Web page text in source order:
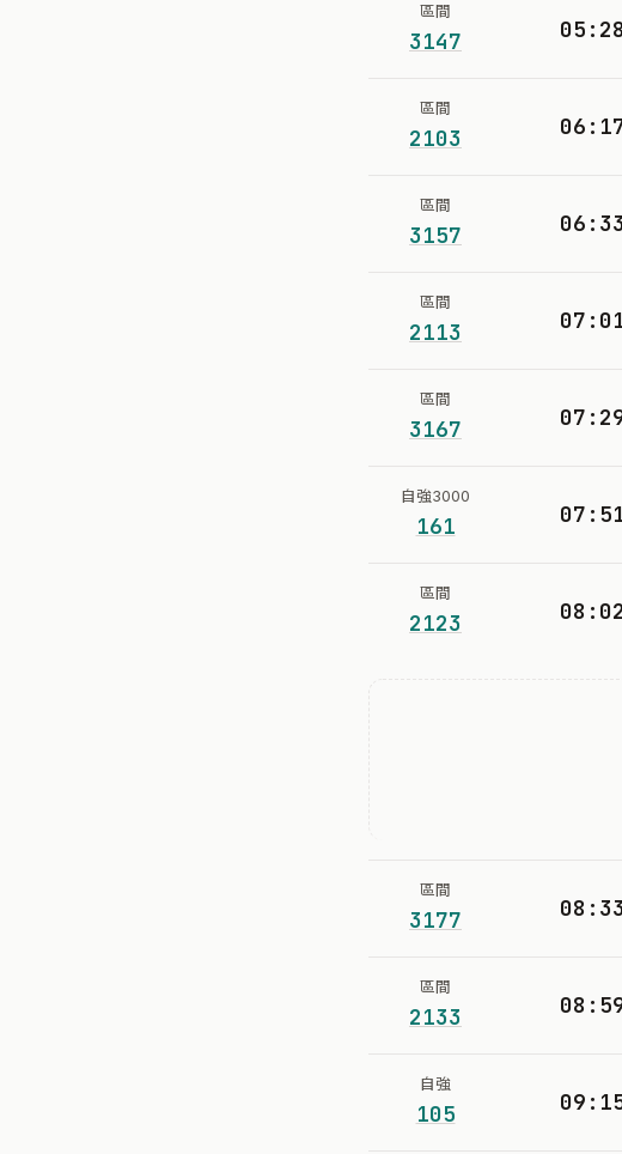
區間
3147 05:28
區間
2103
區間
3157 06:33
區間
2113
區間
3167
自強3000
161
區間
2123 08:02
區間
3177 08:33
區間
2133
自強
105